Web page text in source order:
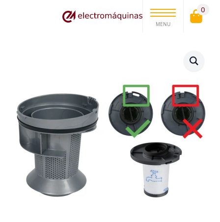
MENU
0